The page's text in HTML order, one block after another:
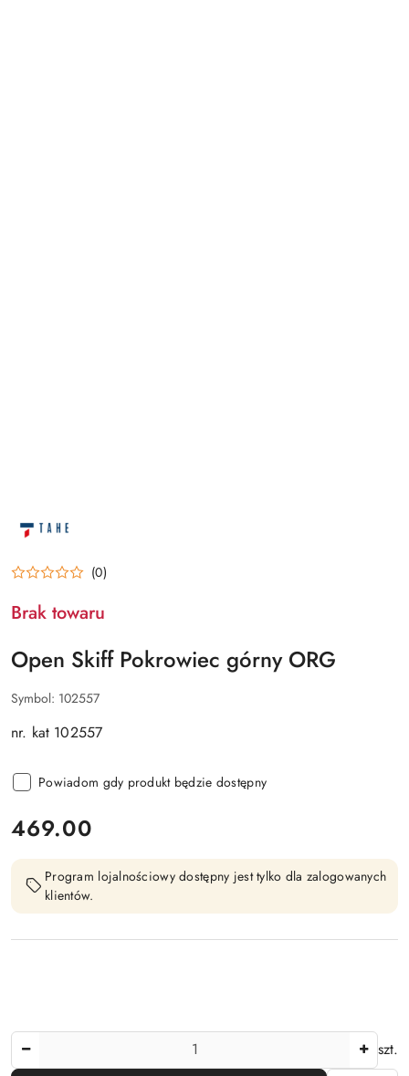
PRODUCENTA:
OPEN
(0)
Brak towaru
Open Skiff Pokrowiec górny ORG
Symbol: 102557
nr. kat 102557
Powiadom gdy produkt będzie dostępny
cena:
469.00
Program lojalnościowy dostępny jest tylko dla zalogowanych
klientów.
szt.